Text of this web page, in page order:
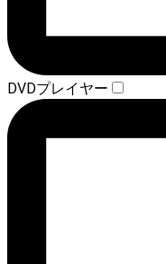
DVDプレイヤー